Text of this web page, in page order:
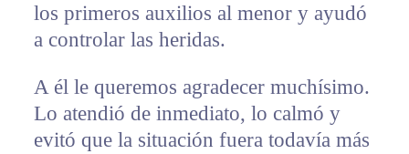
los primeros auxilios al menor y ayudó
a controlar las heridas.
A él le queremos agradecer muchísimo.
Lo atendió de inmediato, lo calmó y
evitó que la situación fuera todavía más